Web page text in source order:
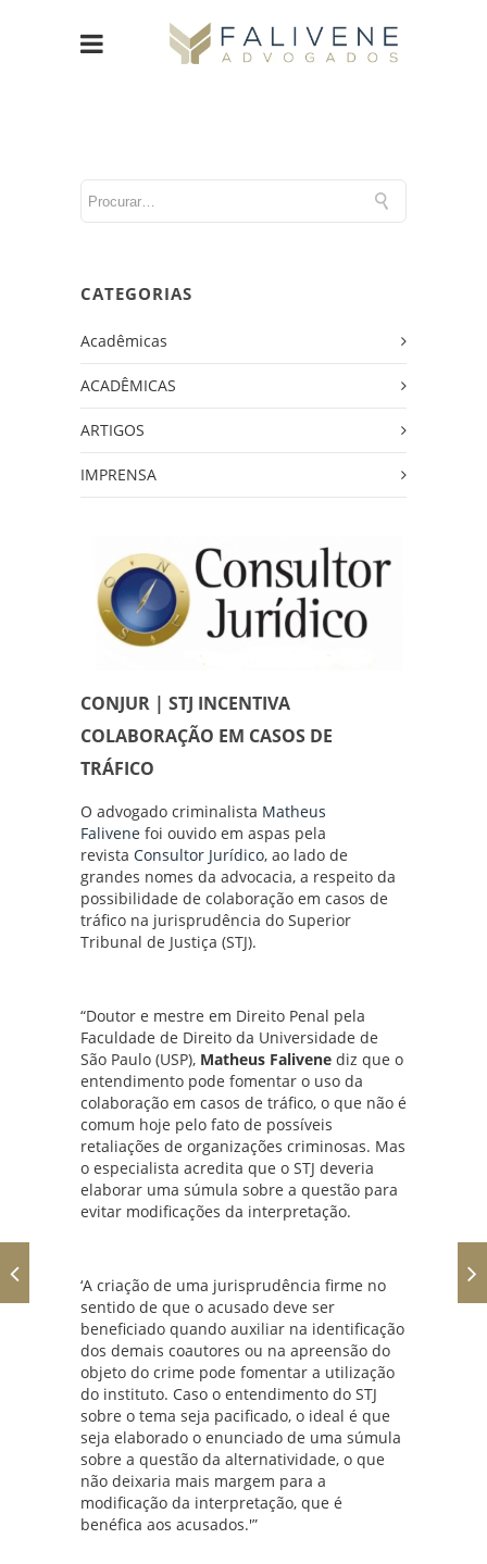
CATEGORIAS
Acadêmicas
ACADÊMICAS
ARTIGOS
IMPRENSA
CONJUR | STJ INCENTIVA
COLABORAÇÃO EM CASOS DE
TRÁFICO
O advogado criminalista Matheus
Falivene foi ouvido em aspas pela
revista Consultor Jurídico, ao lado de
grandes nomes da advocacia, a respeito da
possibilidade de colaboração em casos de
tráfico na jurisprudência do Superior
Tribunal de Justiça (STJ).
“Doutor e mestre em Direito Penal pela
Faculdade de Direito da Universidade de
São Paulo (USP), Matheus Falivene diz que o
entendimento pode fomentar o uso da
colaboração em casos de tráfico, o que não é
comum hoje pelo fato de possíveis
retaliações de organizações criminosas. Mas
o especialista acredita que o STJ deveria
elaborar uma súmula sobre a questão para
evitar modificações da interpretação.
‘A criação de uma jurisprudência firme no
sentido de que o acusado deve ser
beneficiado quando auxiliar na identificação
dos demais coautores ou na apreensão do
objeto do crime pode fomentar a utilização
do instituto. Caso o entendimento do STJ
sobre o tema seja pacificado, o ideal é que
seja elaborado o enunciado de uma súmula
sobre a questão da alternatividade, o que
não deixaria mais margem para a
modificação da interpretação, que é
benéfica aos acusados.'”